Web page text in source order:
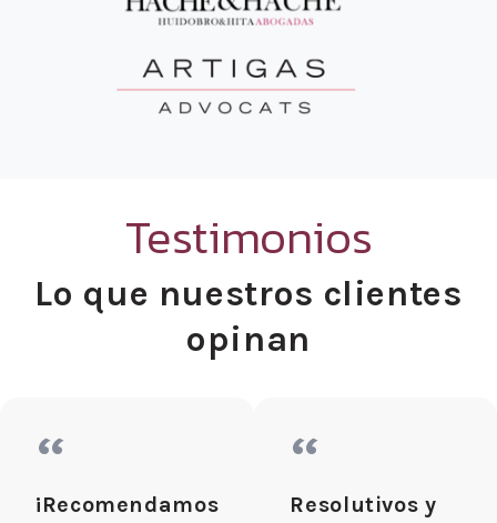
Testimonios
Lo que nuestros clientes
opinan
“
¡Recomendamos
“
Resolutivos y